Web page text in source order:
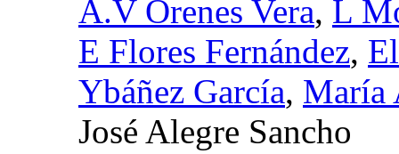
A.V Orenes Vera, L
E Flores Fernández,
Ybáñez García, María
José Alegre Sancho